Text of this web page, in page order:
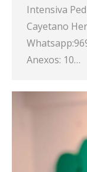
Intensiva
Cayetano
Anexos: 10…